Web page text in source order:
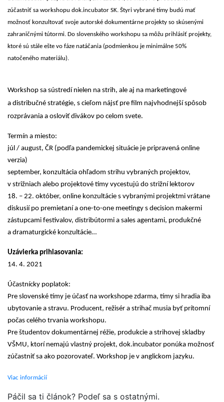
zúčastniť sa workshopu dok.incubator SK. Štyri vybrané tímy budú mať
možnosť konzultovať svoje autorské dokumentárne projekty so skúsenými
zahraničnými tútormi. Do slovenského workshopu sa môžu prihlásiť projekty,
ktoré sú stále ešte vo fáze natáčania (podmienkou je minimálne 50%
natočeného materiálu).
Workshop sa sústredí nielen na strih, ale aj na marketingové
a distribučné stratégie, s cieľom nájsť pre film najvhodnejší spôsob
rozprávania a osloviť divákov po celom svete.
Termín a miesto:
júl / august, ČR (podľa pandemickej situácie je pripravená online
verzia)
september, konzultácia ohľadom strihu vybraných projektov,
v strižniach alebo projektové tímy vycestujú do strižní lektorov
18. – 22. október, online konzultácie s vybranými projektmi vrátane
diskusií po premietaní a one-to-one meetingy s decision makermi
zástupcami festivalov, distribútormi a sales agentami, produkčné
a dramaturgické konzultácie…
Uzávierka prihlasovania:
14. 4. 2021
Účastnícky poplatok:
Pre slovenské tímy je účasť na workshope zdarma, tímy si hradia iba
ubytovanie a stravu. Producent, režisér a strihač musia byť prítomní
počas celého trvania workshopu.
Pre študentov dokumentárnej réžie, produkcie a strihovej skladby
VŠMU, ktorí nemajú vlastný projekt, dok.incubator ponúka možnosť
zúčastniť sa ako pozorovateľ. Workshop je v anglickom jazyku.
Viac informácií
Páčil sa ti článok? Podeľ sa s ostatnými.